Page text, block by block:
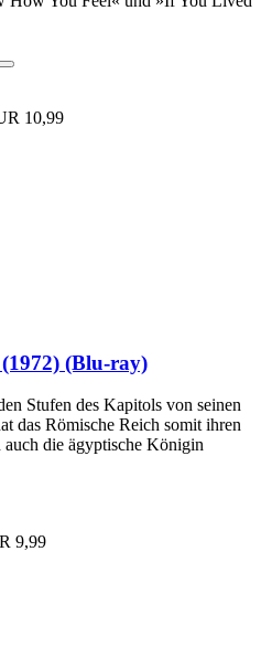
10,99
(Blu-ray)
Stufen des Kapitols von seinen
das Römische Reich somit ihren
die ägyptische Königin
9,99